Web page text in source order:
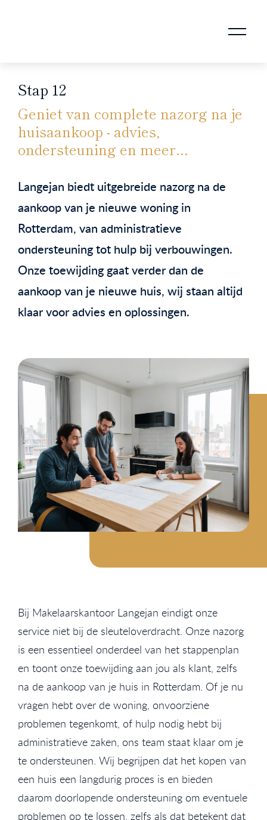
Stap 12
Geniet van complete nazorg na je
huisaankoop - advies,
ondersteuning en meer...
Langejan biedt uitgebreide nazorg na de
aankoop van je nieuwe woning in
Rotterdam, van administratieve
ondersteuning tot hulp bij verbouwingen.
Onze toewijding gaat verder dan de
aankoop van je nieuwe huis, wij staan altijd
klaar voor advies en oplossingen.
Bij Makelaarskantoor Langejan eindigt onze
service niet bij de sleuteloverdracht. Onze nazorg
is een essentieel onderdeel van het stappenplan
en toont onze toewijding aan jou als klant, zelfs
na de aankoop van je huis in Rotterdam. Of je nu
vragen hebt over de woning, onvoorziene
problemen tegenkomt, of hulp nodig hebt bij
administratieve zaken, ons team staat klaar om je
te ondersteunen. Wij begrijpen dat het kopen van
een huis een langdurig proces is en bieden
daarom doorlopende ondersteuning om eventuele
problemen op te lossen, zelfs als dat betekent dat